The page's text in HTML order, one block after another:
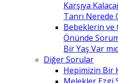
Karşıya
Tanrı Nerede
Bebeklerin ve
Önünde
Bir Yaş Var
Diğer Sorular
Hepimizin Bir